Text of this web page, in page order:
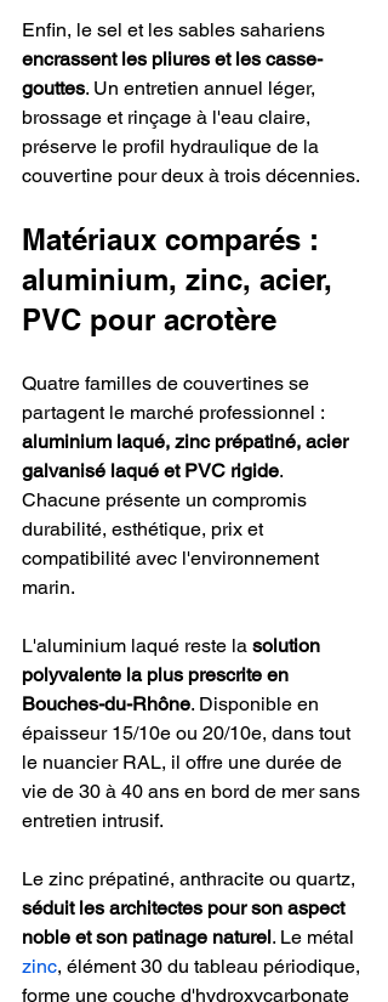
Enfin, le sel et les sables sahariens
encrassent les pliures et les casse-
gouttes. Un entretien annuel léger,
brossage et rinçage à l'eau claire,
préserve le profil hydraulique de la
couvertine pour deux à trois décennies.
Matériaux comparés :
aluminium, zinc, acier,
PVC pour acrotère
Quatre familles de couvertines se
partagent le marché professionnel :
aluminium laqué, zinc prépatiné, acier
galvanisé laqué et PVC rigide.
Chacune présente un compromis
durabilité, esthétique, prix et
compatibilité avec l'environnement
marin.
L'aluminium laqué reste la solution
polyvalente la plus prescrite en
Bouches-du-Rhône. Disponible en
épaisseur 15/10e ou 20/10e, dans tout
le nuancier RAL, il offre une durée de
vie de 30 à 40 ans en bord de mer sans
entretien intrusif.
Le zinc prépatiné, anthracite ou quartz,
séduit les architectes pour son aspect
noble et son patinage naturel. Le métal
zinc, élément 30 du tableau périodique,
forme une couche d'hydroxycarbonate